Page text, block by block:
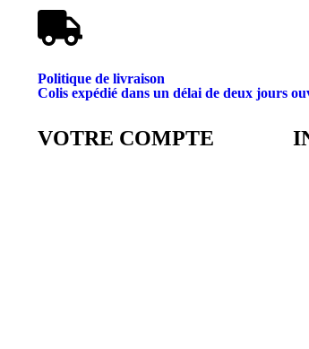
Politique de livraison
Colis expédié dans un délai de deux jours
VOTRE COMPTE